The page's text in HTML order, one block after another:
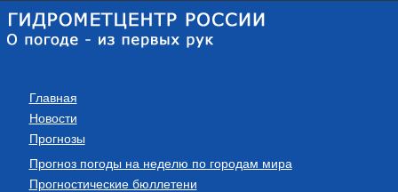
Главная
Новости
Прогнозы
Прогноз погоды на неделю по городам мира
Прогностические бюллетени